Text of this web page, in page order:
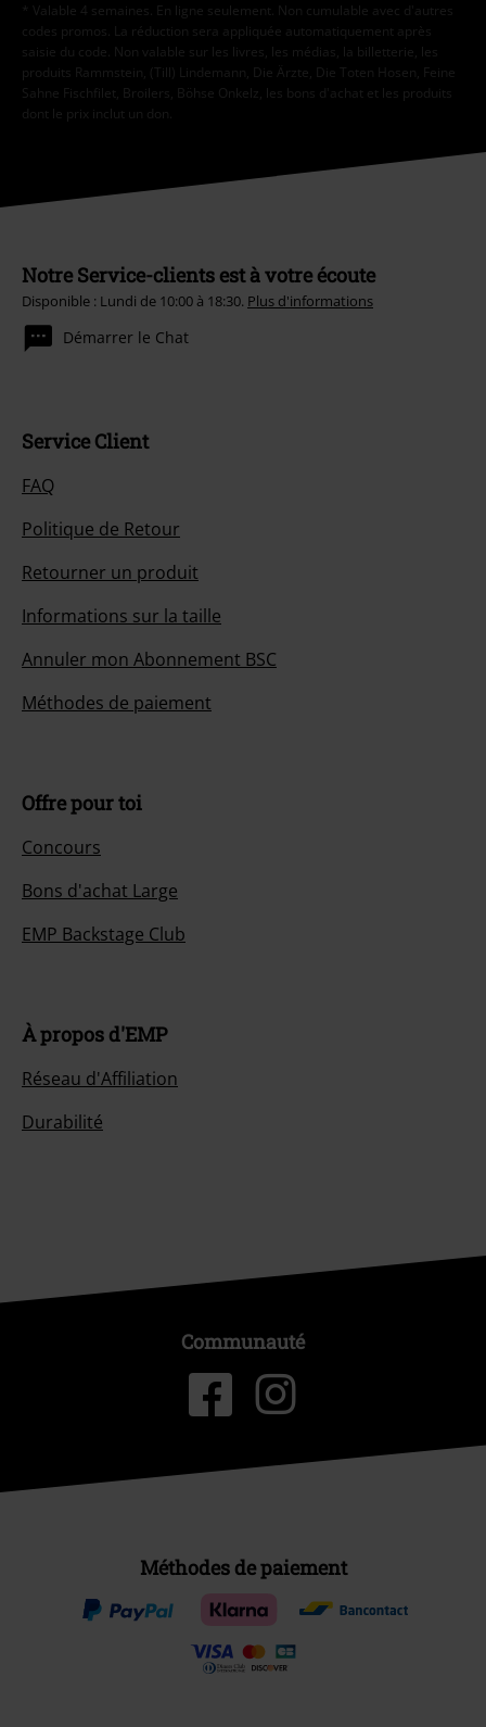
* Valable 4 semaines. En ligne seulement. Non cumulable avec d'autres
codes promos. La réduction sera appliquée automatiquement après
saisie du code. Non valable sur les livres, les médias, la billetterie, les
produits Rammstein, (Till) Lindemann, Die Ärzte, Die Toten Hosen, Feine
Sahne Fischfilet, Broilers, Böhse Onkelz, les bons d'achat et les produits
dont le prix inclut un don.
Notre Service-clients est à votre écoute
Disponible : Lundi de 10:00 à 18:30. Plus d'informations
Démarrer le Chat
Service Client
FAQ
Politique de Retour
Retourner un produit
Informations sur la taille
Annuler mon Abonnement BSC
Méthodes de paiement
Offre pour toi
Concours
Bons d'achat Large
EMP Backstage Club
À propos d'EMP
Réseau d'Affiliation
Durabilité
Communauté
Méthodes de paiement